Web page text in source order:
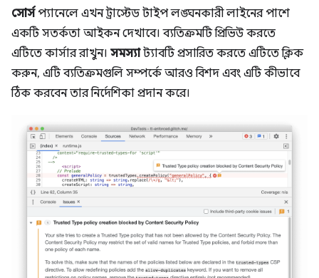
সোর্সপ্যানেলে এখন ট্রাস্টেড টাইপ লঙ্ঘনকারী লাইনের পাশে
একটি সতর্কতা আইকন দেখাবে। ব্যতিক্রমটি প্রিভিউ করতে
এটিতে কার্সার রাখুন। সমস্যাট্যাবটি প্রসারিত করতে এটিতে ক্লিক
করুন, এটি ব্যতিক্রমগুলি সম্পর্কে আরও বিশদ এবং এটি কীভাবে
ঠিক করবেন তার নির্দেশিকা প্রদান করে।